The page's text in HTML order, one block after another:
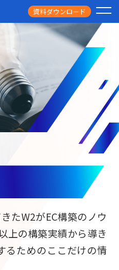
資料ダウンロード
ス
築
期通販
築
例
ち情報
ス
たW2がEC構築のノウ
上の構築実績から導き
るためのここだけの情